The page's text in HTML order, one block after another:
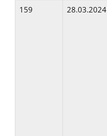
159 28.03.2024